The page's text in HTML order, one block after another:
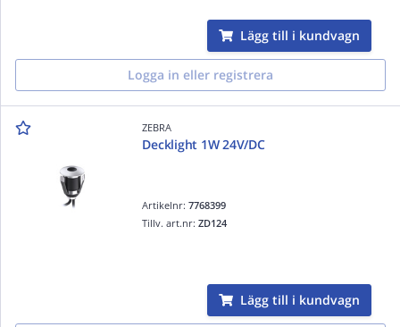
Lägg till i kundvagn
Logga in eller registrera
ZEBRA
Decklight 1W 24V/DC
Artikelnr:7768399
Tillv. art.nr:ZD124
Lägg till i kundvagn